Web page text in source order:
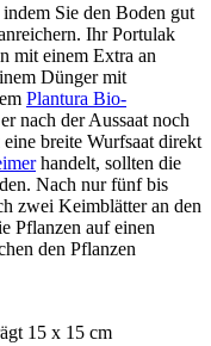
Sie den Boden gut
Ihr Portulak
mit einem Extra an
Dünger mit
Plantura Bio-
nach der Aussaat noch
breite Wurfsaat direkt
handelt, sollten die
Nach nur fünf bis
zwei Keimblätter an den
Pflanzen auf einen
den Pflanzen
15 x 15 cm